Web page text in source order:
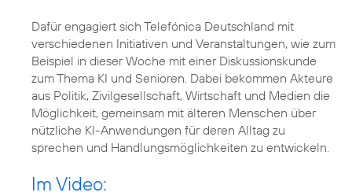
Dafür engagiert sich Telefónica Deutschland mit
verschiedenen Initiativen und Veranstaltungen, wie zum
Beispiel in dieser Woche mit einer Diskussionskunde
zum Thema KI und Senioren. Dabei bekommen Akteure
aus Politik, Zivilgesellschaft, Wirtschaft und Medien die
Möglichkeit, gemeinsam mit älteren Menschen über
nützliche KI-Anwendungen für deren Alltag zu
sprechen und Handlungsmöglichkeiten zu entwickeln.
Im Video: